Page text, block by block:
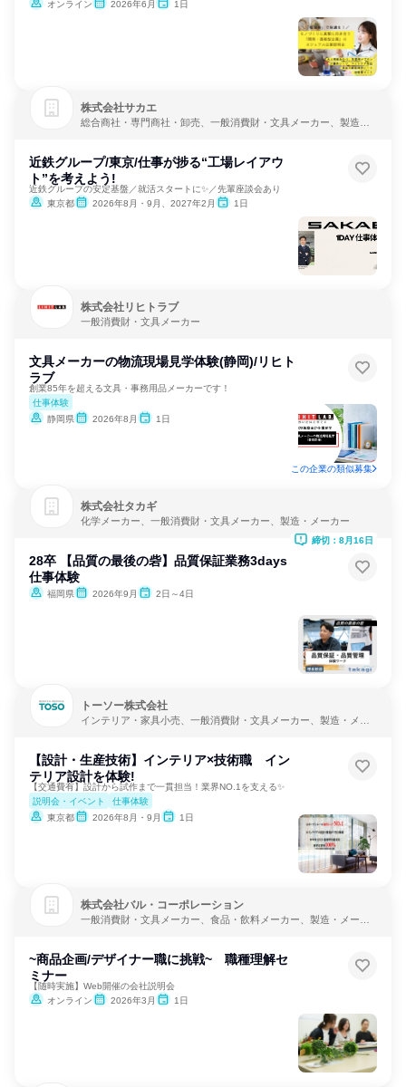
オンライン 2026年6月 1日
株式会社サカエ
総合商社・専門商社・卸売、一般消費財・文具メーカー、製造・
近鉄グループ/東京/仕事が捗る“工場レイアウ
ト”を考えよう!
近鉄グループの安定基盤／就活スタートに✨／先輩座談会あり
東京都
2026年8月・9月、2027年2月 1日
株式会社リヒトラブ
一般消費財・文具メーカー
文具メーカーの物流現場見学体験(静岡)/リヒト
ラブ
創業85年を超える文具・事務用品メーカーです！
仕事体験
静岡県
2026年8月 1日
この企業の類似募集
株式会社タカギ
化学メーカー、一般消費財・文具メーカー、製造・メーカー
28卒 【品質の最後の砦】品質保証業務3days
仕事体験
福岡県 2026年9月 2日～4日
締切：8月16日
トーソー株式会社
インテリア・家具小売、一般消費財・文具メーカー、製造・メー
【設計・生産技術】インテリア×技術職 イン
テリア設計を体験!
【交通費有】設計から試作まで一貫担当！業界NO.1を支える✨
説明会・イベント
仕事体験
東京都
2026年8月・9月 1日
株式会社バル・コーポレーション
一般消費財・文具メーカー、食品・飲料メーカー、製造・メーカ
~商品企画/デザイナー職に挑戦~ 職種理解セ
ミナー
【随時実施】Web開催の会社説明会
オンライン
2026年3月 1日